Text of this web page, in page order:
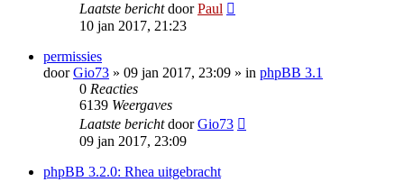
Laatste berichtdoorPaul
10 jan 2017, 21:23
permissies
doorGio73 » 09 jan 2017, 23:09 » in phpBB 3.1
0 Reacties
6139 Weergaves
Laatste berichtdoorGio73
09 jan 2017, 23:09
phpBB 3.2.0: Rhea uitgebracht